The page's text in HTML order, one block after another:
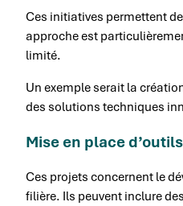
Ces initiatives permettent
approche est
limité.
Un exemple serait la
des solutions techniques
Mise en place
Ces projets concernent le
filière. Ils peuvent inclure